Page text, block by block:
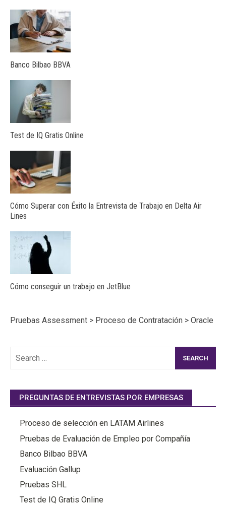
Banco Bilbao BBVA
Test de IQ Gratis Online
Cómo Superar con Éxito la Entrevista de Trabajo en Delta Air
Lines
Cómo conseguir un trabajo en JetBlue
Pruebas Assessment > Proceso de Contratación > Oracle
PREGUNTAS DE ENTREVISTAS POR EMPRESAS
Proceso de selección en LATAM Airlines
Pruebas de Evaluación de Empleo por Compañía
Banco Bilbao BBVA
Evaluación Gallup
Pruebas SHL
Test de IQ Gratis Online